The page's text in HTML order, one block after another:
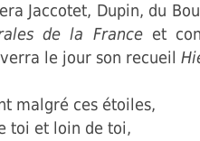
Jaccotet, Dupin, du
de la Franceet
le jour son recueil
malgré ces étoiles,
toi et loin de toi,